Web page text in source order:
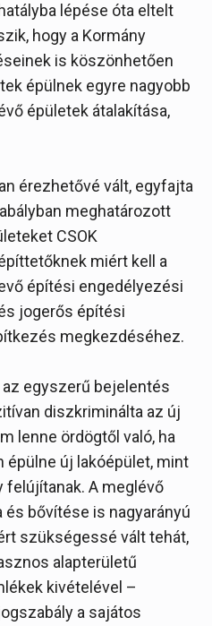
lépése óta eltelt
hogy a Kormány
is köszönhetően
épülnek egyre nagyobb
épületek átalakítása,
érezhetővé vált, egyfajta
meghatározott
CSOK
miért kell a
építési engedélyezési
jogerős építési
megkezdéséhez.
az egyszerű bejelentés
diszkriminálta az új
lenne ördögtől való, ha
épülne új lakóépület, mint
felújítanak. A meglévő
bővítése is nagyarányú
szükségessé vált tehát,
alapterületű
kivételével –
a sajátos